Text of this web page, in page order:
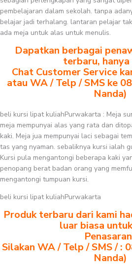
pembelajaran dalam sekolah. tanpa
belajar jadi terhalang. lantaran pelajar
ada meja untuk alas untuk menulis.
Dapatkan berbagai
terbaru, hanya
Chat Customer Service
atau WA / Telp / SMS ke
Nanda)
beli kursi lipat kuliahPurwakarta : Meja
meja mempunyai alas yang rata dan
kaki. Meja jua mempunyai laci sebagai
tas yang nyaman. sebaliknya kursi ialah
Kursi pula mengantongi beberapa kaki
penopang berat badan orang yang
mengantongi tumpuan kursi.
beli kursi lipat kuliahPurwakarta
Produk terbaru dari kami
luar biasa
Silakan WA / Telp / SMS / :
Nanda)